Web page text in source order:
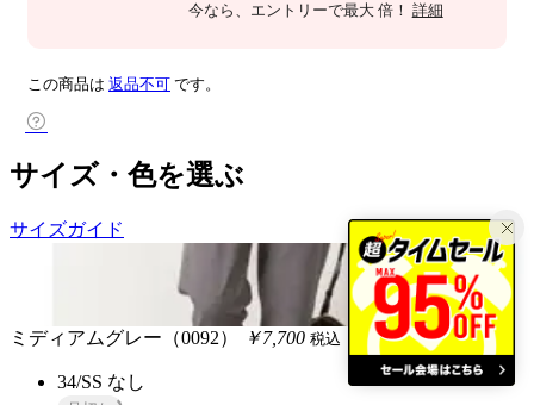
今なら 、エントリーで最大 倍！ 詳細
この商品は 返品不可 です。
サイズ・色を選ぶ
サイズガイド
ミディアムグレー（0092） ￥7,700 税込
34/SS なし